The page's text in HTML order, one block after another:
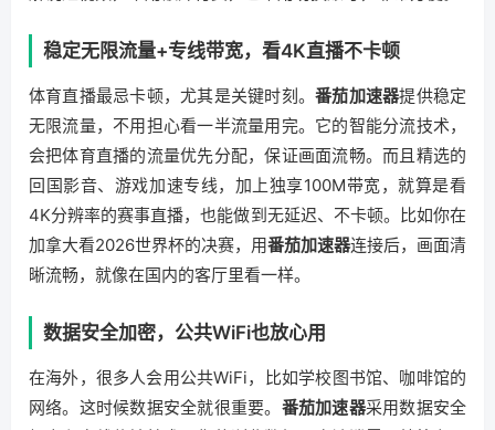
稳定无限流量+专线带宽，看4K直播不卡顿
体育直播最忌卡顿，尤其是关键时刻。番茄加速器提供稳定
无限流量，不用担心看一半流量用完。它的智能分流技术，
会把体育直播的流量优先分配，保证画面流畅。而且精选的
回国影音、游戏加速专线，加上独享100M带宽，就算是看
4K分辨率的赛事直播，也能做到无延迟、不卡顿。比如你在
加拿大看2026世界杯的决赛，用番茄加速器连接后，画面清
晰流畅，就像在国内的客厅里看一样。
数据安全加密，公共WiFi也放心用
在海外，很多人会用公共WiFi，比如学校图书馆、咖啡馆的
网络。这时候数据安全就很重要。 番茄加速器采用数据安全